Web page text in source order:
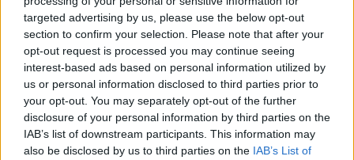
targeted advertising by us, please use the below opt-out
section to confirm your selection. Please note that after your
opt-out request is processed you may continue seeing
interest-based ads based on personal information utilized by
us or personal information disclosed to third parties prior to
your opt-out. You may separately opt-out of the further
disclosure of your personal information by third parties on the
IAB’s list of downstream participants. This information may
also be disclosed by us to third parties on the IAB’s List of